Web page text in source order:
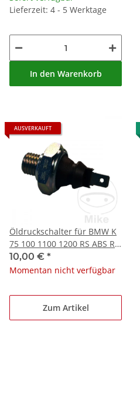
Lieferzeit: 4 - 5 Werktage
In den Warenkorb
AUSVERKAUFT
Öldruckschalter für BMW K
75 100 1100 1200 RS ABS R
45 65 80
10,00 € *
Momentan nicht verfügbar
Zum Artikel